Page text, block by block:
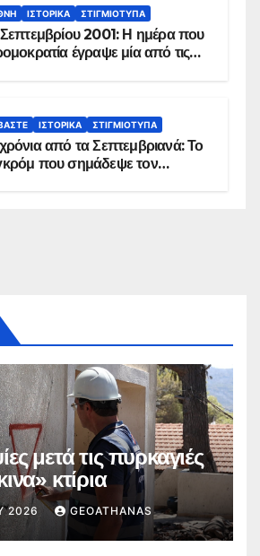
ΙΣΤΟΡΙΚΆ ΣΤΙΓΜΙΌΤΥΠΑ
Σεπτεμβρίου 2001: Η ημέρα που
έγραψε μία από τις
ΙΣΤΟΡΙΚΆ ΣΤΙΓΜΙΌΤΥΠΑ
από τα Σεπτεμβριανά: Το
που σημάδεψε τον
μετά τις πυρκαγιές
κτίρια
2026 GEOATHANAS